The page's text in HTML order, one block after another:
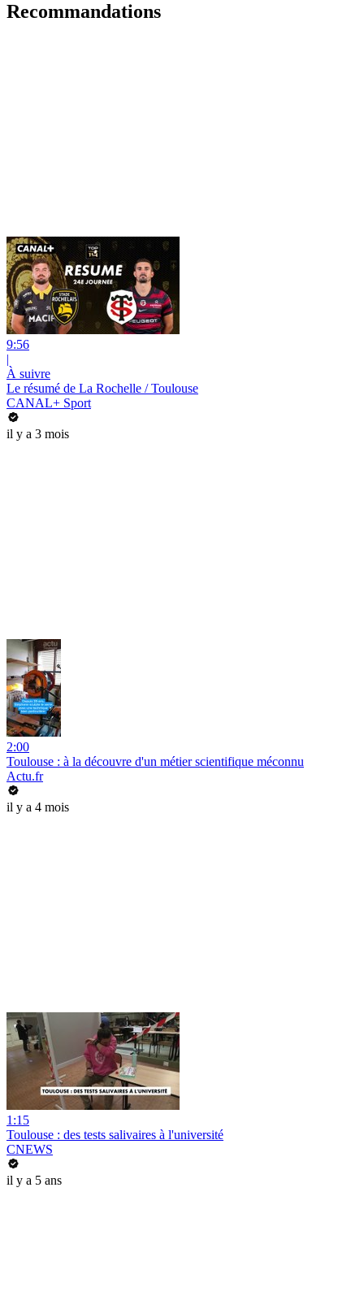
Recommandations
9:56
|
À suivre
Le résumé de La Rochelle / Toulouse
CANAL+ Sport
il y a 3 mois
2:00
Toulouse : à la découvre d'un métier scientifique méconnu
Actu.fr
il y a 4 mois
1:15
Toulouse : des tests salivaires à l'université
CNEWS
il y a 5 ans